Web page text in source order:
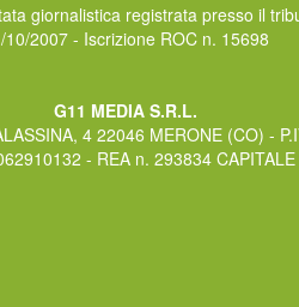
giornalistica registrata presso il
10/2007 - Iscrizione ROC n. 15698
G11 MEDIA S.R.L.
4 22046 MERONE (CO) -
- REA n. 293834